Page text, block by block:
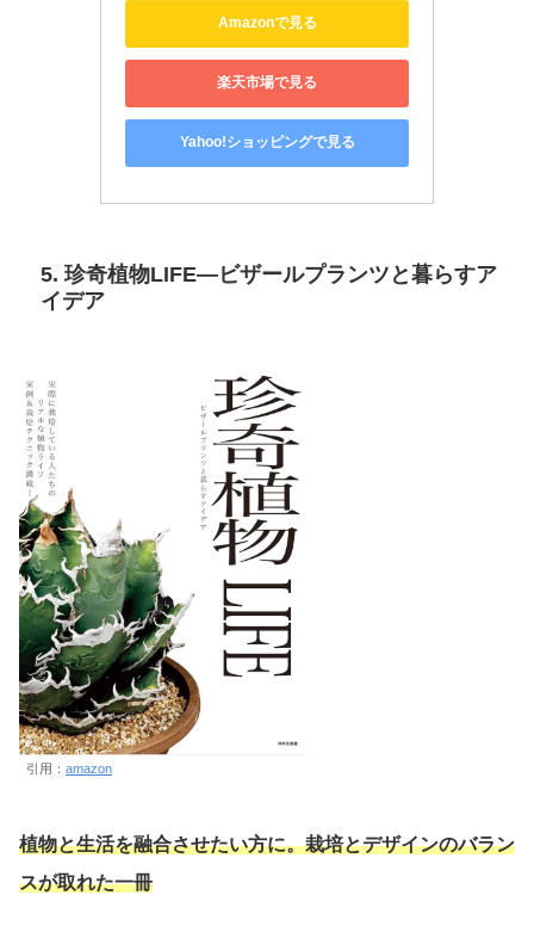
Amazonで見る
楽天市場で見る
Yahoo!ショッピングで見る
5. 珍奇植物LIFE―ビザールプランツと暮らすア
イデア
引用： amazon
植物と生活を融合させたい方に。栽培とデザインのバラン
スが取れた一冊